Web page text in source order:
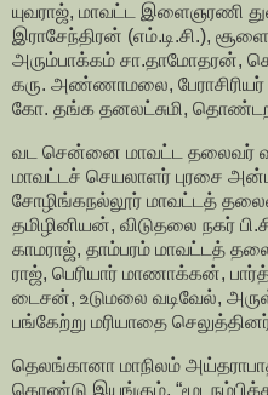
யுவராஜ், மாவட்ட இளைஞரணி
இராசேந்திரன் (எம்.டி.சி.),
அரும்பாக்கம் சா.தாமோதரன்,
கரு. அண்ணாமலை, பேராசிரியர்
கோ. தங்க தனலட்சுமி,
வட சென்னை மாவட்ட தலைவர்
மாவட்டச் செயலாளர் புரசை
சோழிங்கநல்லூர் மாவட்டத்
தமிழினியன், விடுதலை நகர்
காமராஜ், தாம்பரம் மாவட்டத்
ராஜ், பெரியார் மாணாக்கன்,
டைசன், உடுமலை வடிவேல்,
பங்கேற்று மரியாதை
தெலங்கானா மாநிலம்
கொண்டு இயங்கும்,